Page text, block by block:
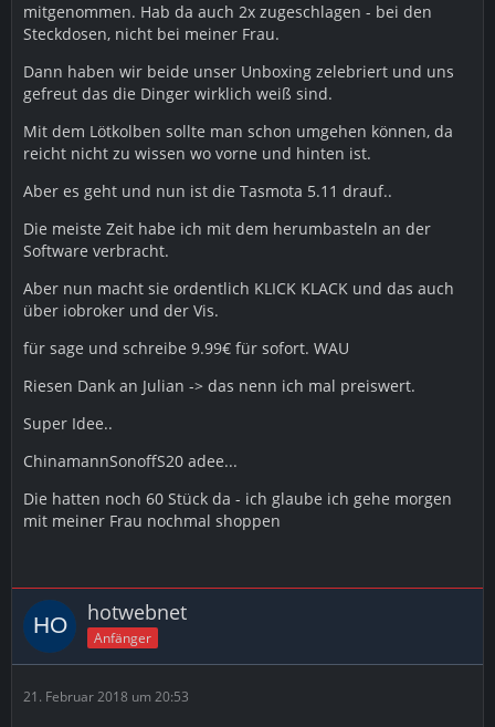
mitgenommen. Hab da auch 2x zugeschlagen - bei den
Steckdosen, nicht bei meiner Frau.
Dann haben wir beide unser Unboxing zelebriert und uns
gefreut das die Dinger wirklich weiß sind.
Mit dem Lötkolben sollte man schon umgehen können, da
reicht nicht zu wissen wo vorne und hinten ist.
Aber es geht und nun ist die Tasmota 5.11 drauf..
Die meiste Zeit habe ich mit dem herumbasteln an der
Software verbracht.
Aber nun macht sie ordentlich KLICK KLACK und das auch
über iobroker und der Vis.
für sage und schreibe 9.99€ für sofort. WAU
Riesen Dank an Julian -> das nenn ich mal preiswert.
Super Idee..
ChinamannSonoffS20 adee...
Die hatten noch 60 Stück da - ich glaube ich gehe morgen
mit meiner Frau nochmal shoppen
hotwebnet
Anfänger
21. Februar 2018 um 20:53